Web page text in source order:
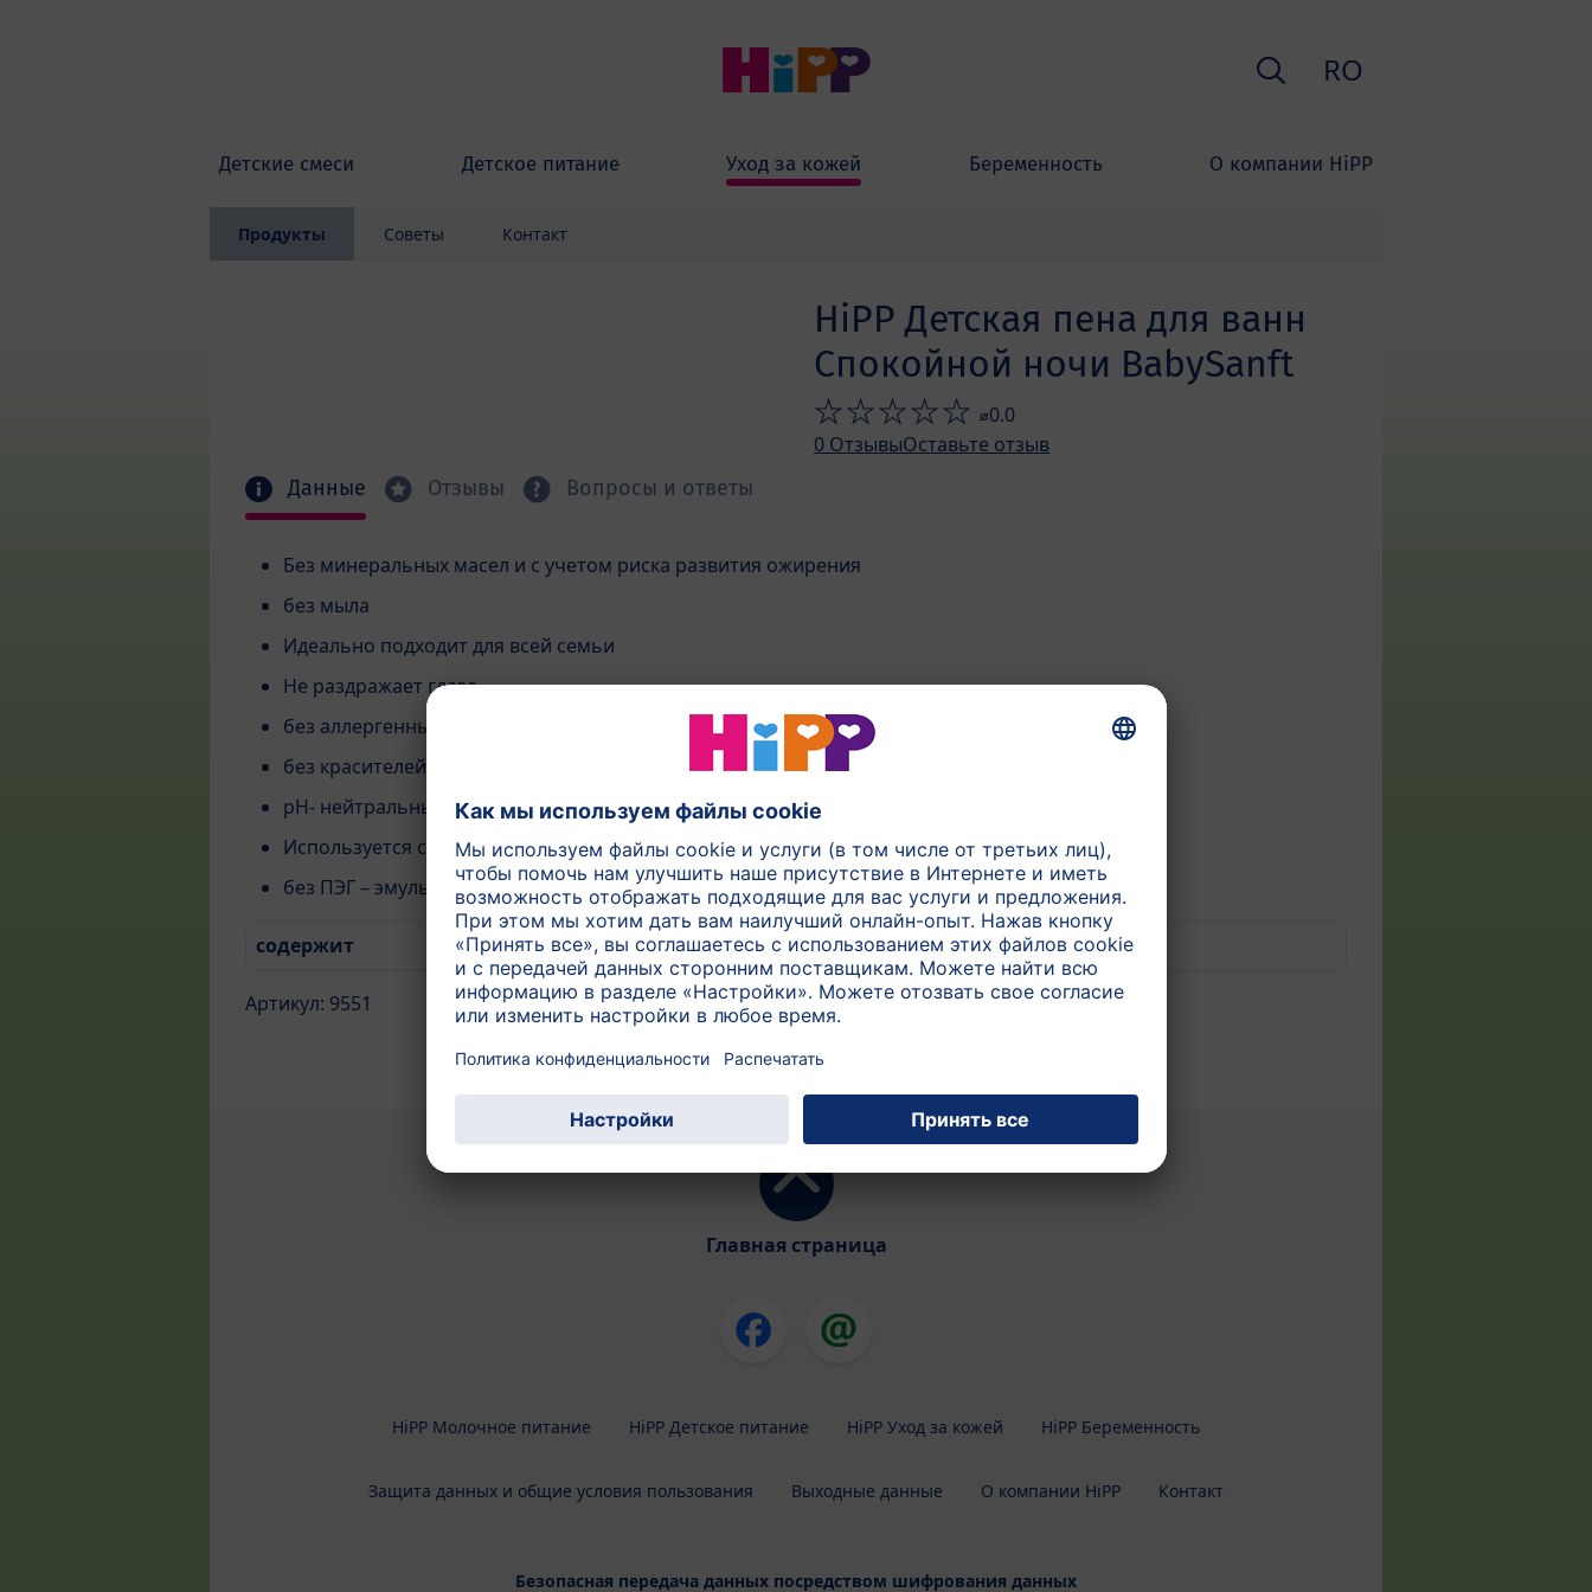
Детские смеси Детское питание Уход за кожей Беременность О компании HiPP
ПоискRO
Продукты Советы Контакт
HiPP Детская пена для ванн
Спокойной ночи BabySanft
⌀0.0
0 ОтзывыОставьте отзыв
Данные
Отзывы Вопросы и ответы
Без минеральных масел и с учетом риска развития ожирения
без мыла
Идеально подходит для всей семьи
Не раздражает глаза
без аллергенных ароматизаторов
без красителей
pH- нейтральный для кожи
Используется с первых дней жизни
без ПЭГ – эмульгаторов и парабенов
содержит 500 мл
Артикул: 9551
Главная страница
HiPP Молочное питание HiPP Детское питание HiPP Уход за кожей HiPP Беременность
Защита данных и общие условия пользования Выходные данные О компании HiPP Контакт
Безопасная передача данных посредством шифрования данных